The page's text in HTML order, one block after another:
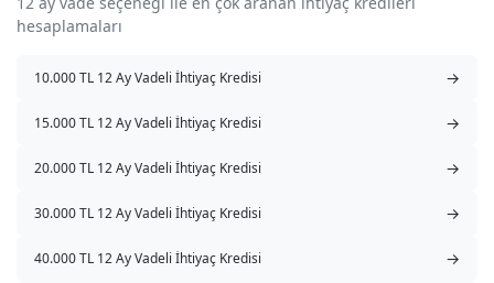
hesaplamaları
10.000 TL 12 Ay Vadeli İhtiyaç Kredisi →
15.000 TL 12 Ay Vadeli İhtiyaç Kredisi →
20.000 TL 12 Ay Vadeli İhtiyaç Kredisi →
30.000 TL 12 Ay Vadeli İhtiyaç Kredisi →
40.000 TL 12 Ay Vadeli İhtiyaç Kredisi →